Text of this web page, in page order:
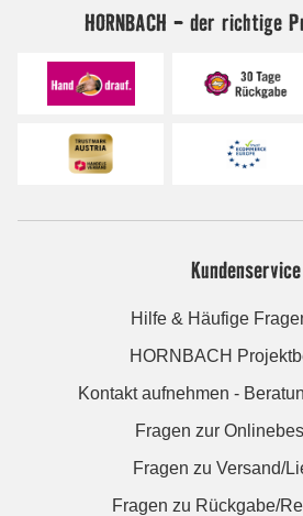
HORNBACH - der richtige
Kundenservice
Hilfe & Häufige
HORNBACH
Kontakt aufnehmen -
Fragen zur
Fragen zu Versand/
Fragen zu Rückgabe/